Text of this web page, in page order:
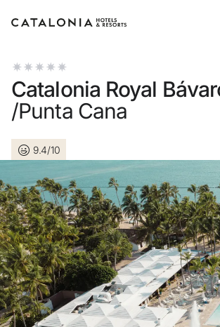
Inicia sessió al teu
Has
o utilitza
Inicia
Catalonia Royal
/Punta Cana
9.4/10